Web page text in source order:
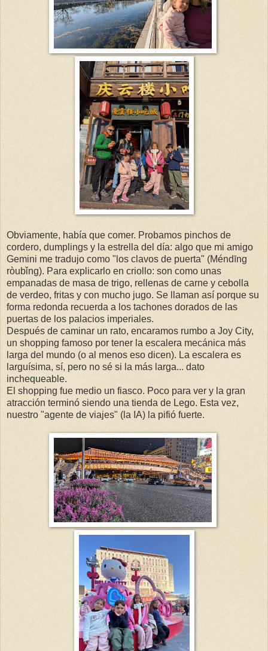
Obviamente, había que comer. Probamos pinchos de
cordero, dumplings y la estrella del día: algo que mi amigo
Gemini me tradujo como "los clavos de puerta" (Méndīng
ròubǐng). Para explicarlo en criollo: son como unas
empanadas de masa de trigo, rellenas de carne y cebolla
de verdeo, fritas y con mucho jugo. Se llaman así porque su
forma redonda recuerda a los tachones dorados de las
puertas de los palacios imperiales.
Después de caminar un rato, encaramos rumbo a Joy City,
un shopping famoso por tener la escalera mecánica más
larga del mundo (o al menos eso dicen). La escalera es
larguísima, sí, pero no sé si la más larga... dato
inchequeable.
El shopping fue medio un fiasco. Poco para ver y la gran
atracción terminó siendo una tienda de Lego. Esta vez,
nuestro "agente de viajes" (la IA) la pifió fuerte.